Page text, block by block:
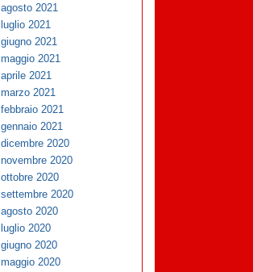
agosto 2021
luglio 2021
giugno 2021
maggio 2021
aprile 2021
marzo 2021
febbraio 2021
gennaio 2021
dicembre 2020
novembre 2020
ottobre 2020
settembre 2020
agosto 2020
luglio 2020
giugno 2020
maggio 2020